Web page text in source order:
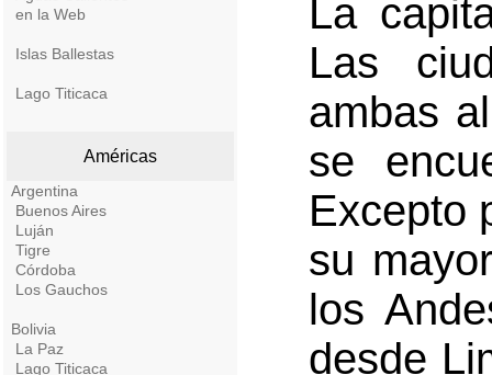
en la Web
Islas Ballestas
Lago Titicaca
Américas
Argentina
Buenos Aires
Luján
Tigre
Córdoba
Los Gauchos
Bolivia
La Paz
Lago Titicaca
La
Las
ambas
se
Excepto
su
los
desde